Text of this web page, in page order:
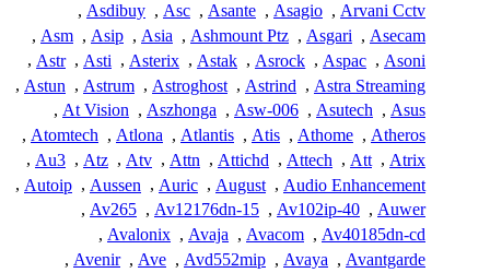
Arvani Cctv
,
Asagio
,
Asante
,
Asc
,
Asdibuy
,
Asecam
,
Asgari
,
Ashmount Ptz
,
Asia
,
Asip
,
Asm
,
Asoni
,
Aspac
,
Asrock
,
Astak
,
Asterix
,
Asti
,
Astr
,
Astra Streaming
,
Astrind
,
Astroghost
,
Astrum
,
Astun
,
Asus
,
Asutech
,
Asw-006
,
Aszhonga
,
At Vision
,
Atheros
,
Athome
,
Atis
,
Atlantis
,
Atlona
,
Atomtech
,
Atrix
,
Att
,
Attech
,
Attichd
,
Attn
,
Atv
,
Atz
,
Au3
,
Audio Enhancement
,
August
,
Auric
,
Aussen
,
Autoip
,
Auwer
,
Av102ip-40
,
Av12176dn-15
,
Av265
,
Av40185dn-cd
,
Avacom
,
Avaja
,
Avalonix
,
Avantgarde
,
Avaya
,
Avd552mip
,
Ave
,
Avenir
,